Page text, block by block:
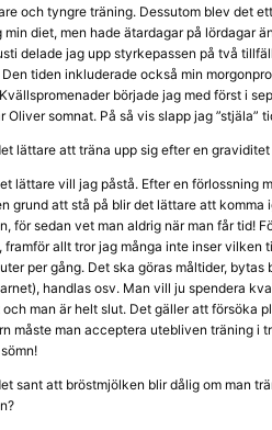
och tyngre träning. Dessutom blev det
min diet, men hade ätardagar på lördagar
delade jag upp styrkepassen på två
Den tiden inkluderade också min
började jag med först i
Oliver somnat. På så vis slapp jag ”stjäla”
lättare att träna upp sig efter en
lättare vill jag påstå. Efter en förlossning
grund att stå på blir det lättare att
för sedan vet man aldrig när man får tid!
framför allt tror jag många inte inser vilken
per gång. Det ska göras måltider, bytas
handlas osv. Man vill ju spendera
man är helt slut. Det gäller att försöka
måste man acceptera utebliven träning i
sant att bröstmjölken blir dålig om man